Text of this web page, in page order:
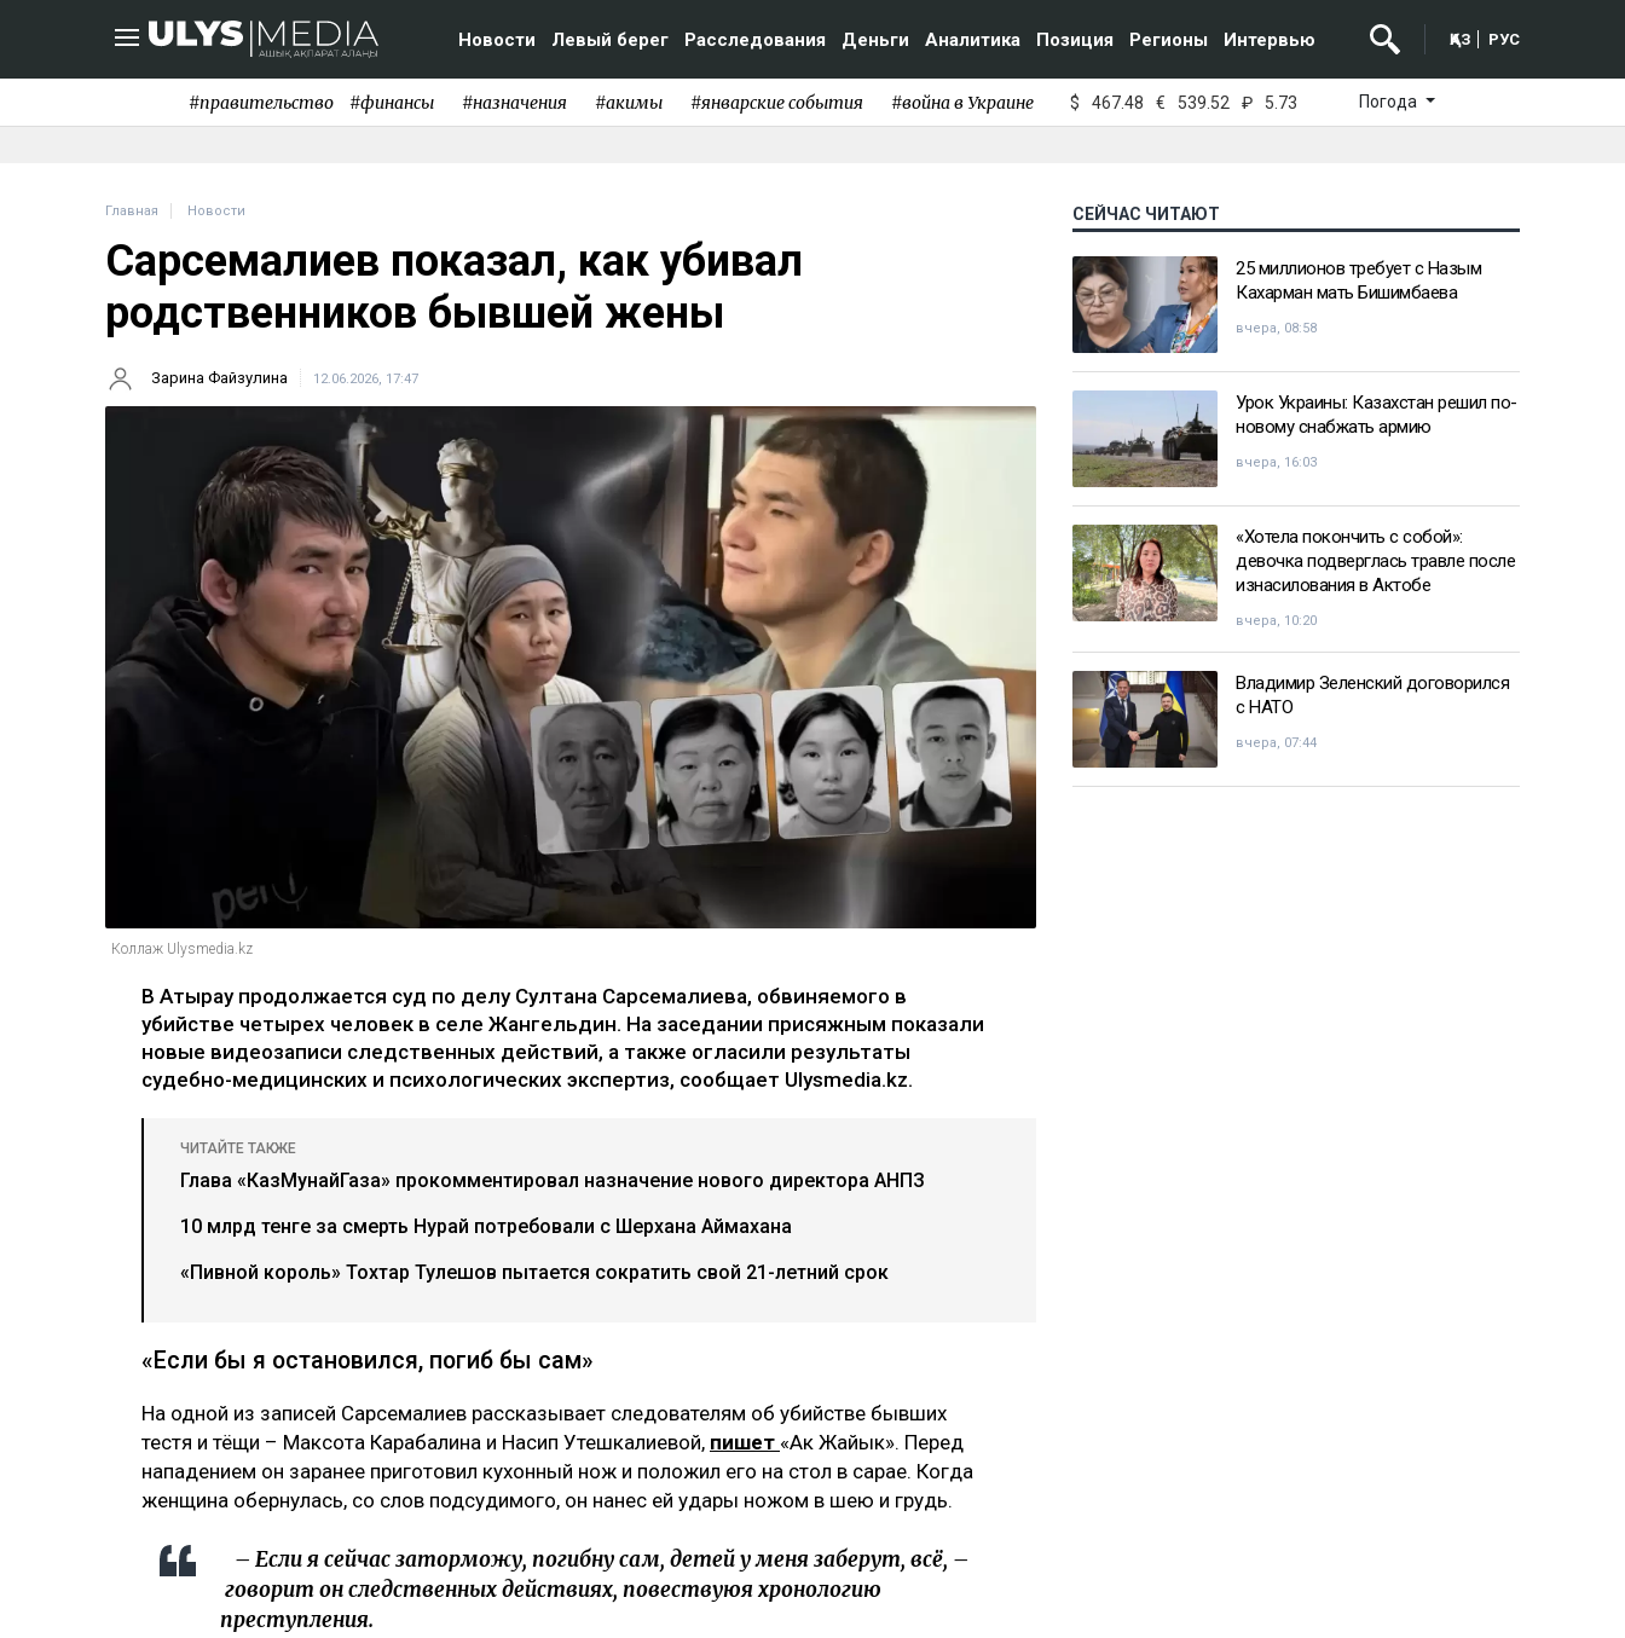
Новости Левый берег Расследования Деньги Аналитика Позиция Регионы Интервью ҚАЗ РУС
#правительство #финансы #назначения #акимы #январские события #война в Украине $ 467.48 € 539.52 ₽ 5.73 Погода
Главная Новости
Сарсемалиев показал, как убивал
родственников бывшей жены
Зарина Файзулина 12.06.2026, 17:47
Коллаж Ulysmedia.kz
В Атырау продолжается суд по делу Султана Сарсемалиева, обвиняемого в
убийстве четырех человек в селе Жангельдин. На заседании присяжным показали
новые видеозаписи следственных действий, а также огласили результаты
судебно-медицинских и психологических экспертиз, сообщает Ulysmedia.kz.
ЧИТАЙТЕ ТАКЖЕ
Глава «КазМунайГаза» прокомментировал назначение нового директора АНПЗ
10 млрд тенге за смерть Нурай потребовали с Шерхана Аймахана
«Пивной король» Тохтар Тулешов пытается сократить свой 21-летний срок
«Если бы я остановился, погиб бы сам»
На одной из записей Сарсемалиев рассказывает следователям об убийстве бывших
тестя и тёщи – Максота Карабалина и Насип Утешкалиевой, пишет «Ак Жайык». Перед
нападением он заранее приготовил кухонный нож и положил его на стол в сарае. Когда
женщина обернулась, со слов подсудимого, он нанес ей удары ножом в шею и грудь.
– Если я сейчас заторможу, погибну сам, детей у меня заберут, всё, –
говорит он следственных действиях, повествуюя хронологию
преступления.
СЕЙЧАС ЧИТАЮТ
25 миллионов требует с Назым
Кахарман мать Бишимбаева
вчера, 08:58
Урок Украины: Казахстан решил по-
новому снабжать армию
вчера, 16:03
«Хотела покончить с собой»:
девочка подверглась травле после
изнасилования в Актобе
вчера, 10:20
Владимир Зеленский договорился
с НАТО
вчера, 07:44